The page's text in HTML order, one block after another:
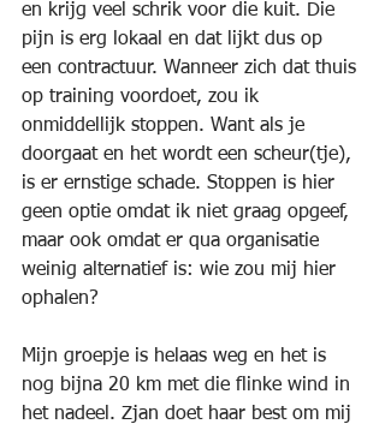
en krijg veel schrik voor die kuit. Die
pijn is erg lokaal en dat lijkt dus op
een contractuur. Wanneer zich dat thuis
op training voordoet, zou ik
onmiddellijk stoppen. Want als je
doorgaat en het wordt een scheur(tje),
is er ernstige schade. Stoppen is hier
geen optie omdat ik niet graag opgeef,
maar ook omdat er qua organisatie
weinig alternatief is: wie zou mij hier
ophalen?
Mijn groepje is helaas weg en het is
nog bijna 20 km met die flinke wind in
het nadeel. Zjan doet haar best om mij